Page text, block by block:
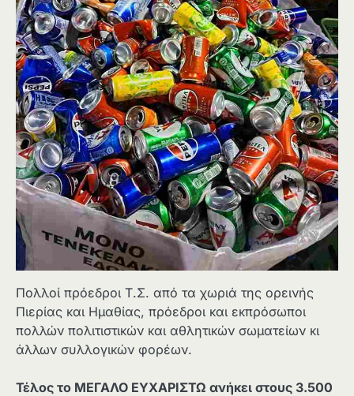
Πολλοί πρόεδροι Τ.Σ. από τα χωριά της ορεινής
Πιερίας και Ημαθίας, πρόεδροι και εκπρόσωποι
πολλών πολιτιστικών και αθλητικών σωματείων κι
άλλων συλλογικών φορέων.
Τέλος το ΜΕΓΑΛΟ ΕΥΧΑΡΙΣΤΩ ανήκει στους 3.500